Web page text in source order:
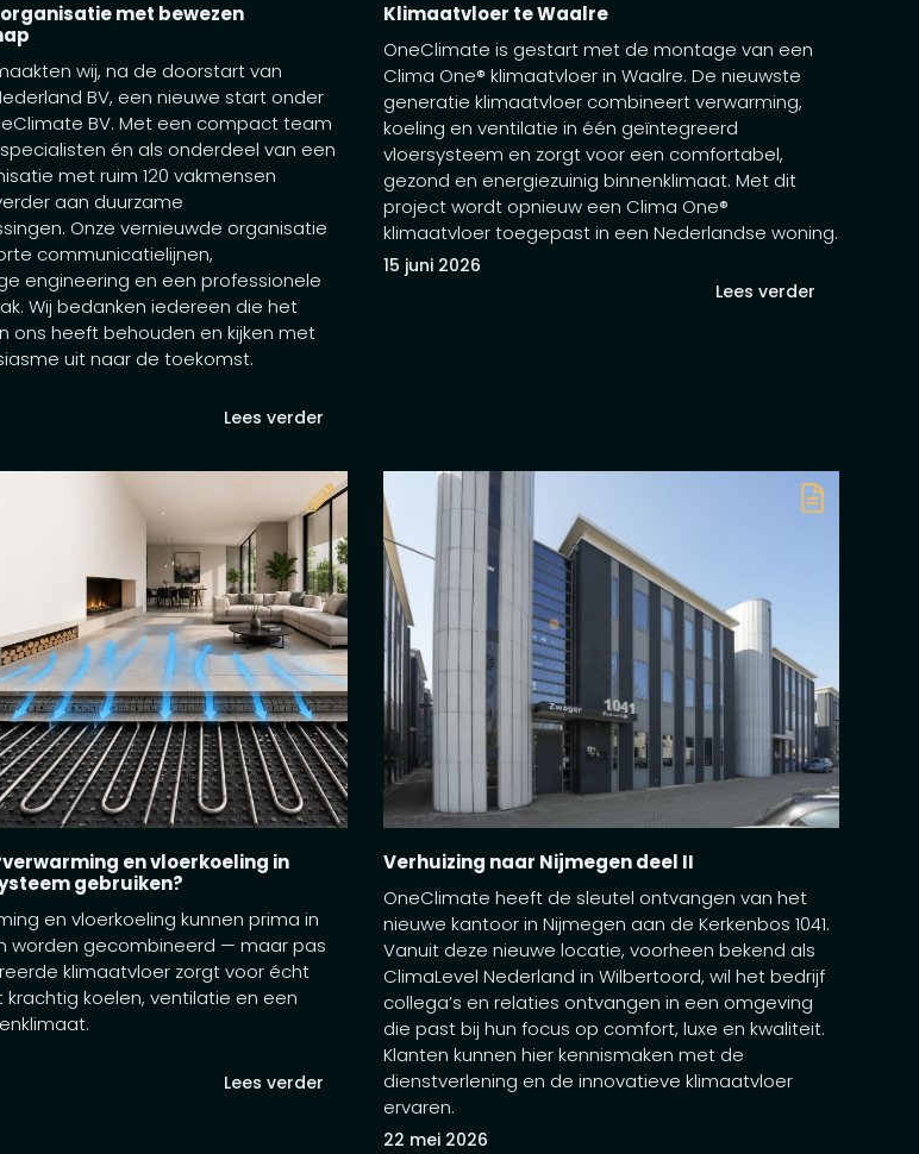
organisatie met bewezen
wij, na de doorstart van
BV, een nieuwe start onder
BV. Met een compact team
én als onderdeel van een
met ruim 120 vakmensen
aan duurzame
Onze vernieuwde organisatie
communicatielijnen,
engineering en een professionele
Wij bedanken iedereen die het
ons heeft behouden en kijken met
uit naar de toekomst.
Lees verder
Klimaatvloer te Waalre
OneClimate is gestart met de montage van een
Clima One® klimaatvloer in Waalre. De nieuwste
generatie klimaatvloer combineert verwarming,
koeling en ventilatie in één geïntegreerd
vloersysteem en zorgt voor een comfortabel,
gezond en energiezuinig binnenklimaat. Met dit
project wordt opnieuw een Clima One®
klimaatvloer toegepast in een Nederlandse woning.
15 juni 2026
Lees verder
en vloerkoeling in
gebruiken?
en vloerkoeling kunnen prima in
worden gecombineerd — maar pas
klimaatvloer zorgt voor écht
koelen, ventilatie en een
Lees verder
Verhuizing naar Nijmegen deel II
OneClimate heeft de sleutel ontvangen van het
nieuwe kantoor in Nijmegen aan de Kerkenbos 1041.
Vanuit deze nieuwe locatie, voorheen bekend als
ClimaLevel Nederland in Wilbertoord, wil het bedrijf
collega’s en relaties ontvangen in een omgeving
die past bij hun focus op comfort, luxe en kwaliteit.
Klanten kunnen hier kennismaken met de
dienstverlening en de innovatieve klimaatvloer
ervaren.
22 mei 2026